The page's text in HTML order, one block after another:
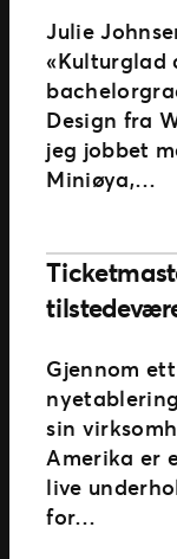
Julie
«Kulturglad
Design fra
jeg jobbet
Miniøya,…
Gjennom
sin
Amerika er
live
for…